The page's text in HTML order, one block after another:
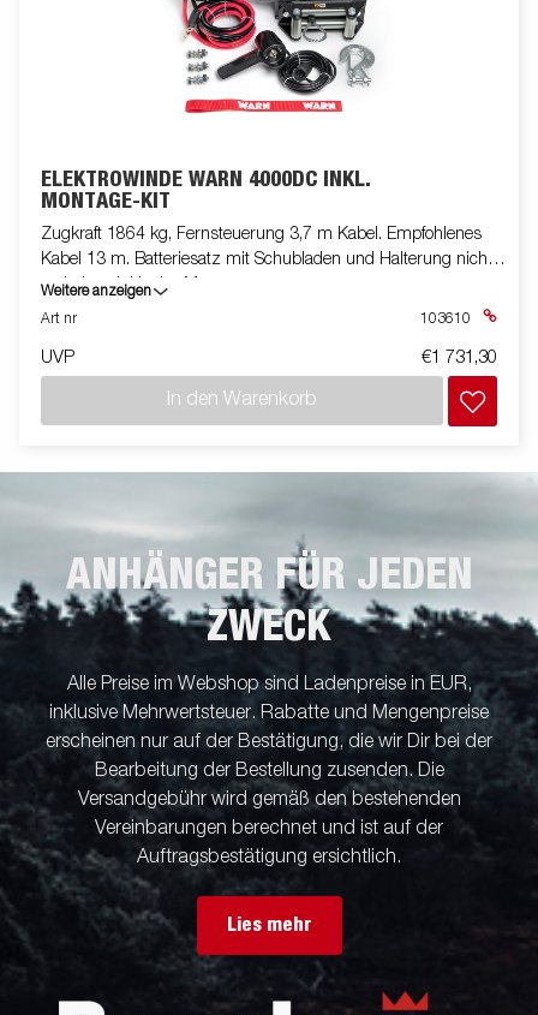
ELEKTROWINDE WARN 4000DC INKL.
MONTAGE-KIT
Zugkraft 1864 kg, Fernsteuerung 3,7 m Kabel. Empfohlenes
Kabel 13 m. Batteriesatz mit Schubladen und Halterung nicht
enthalten. Inklusive Montagesatz.
Weitere anzeigen
Art nr
103610
UVP €1 731,30
In den Warenkorb
ANHÄNGER FÜR JEDEN
ZWECK
Alle Preise im Webshop sind Ladenpreise in EUR,
inklusive Mehrwertsteuer. Rabatte und Mengenpreise
erscheinen nur auf der Bestätigung, die wir Dir bei der
Bearbeitung der Bestellung zusenden. Die
Versandgebühr wird gemäß den bestehenden
Vereinbarungen berechnet und ist auf der
Auftragsbestätigung ersichtlich.
Lies mehr